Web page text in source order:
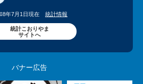
8年7月1日現在 統計情報
統計こおりやま
サイトへ
バナー広告